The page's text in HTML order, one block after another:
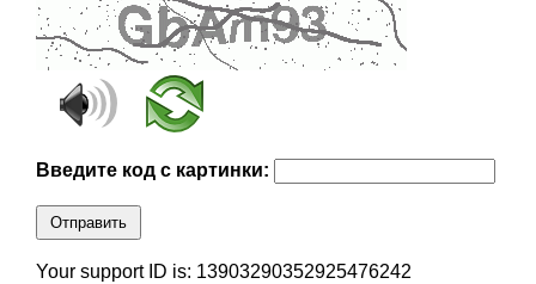
Введите код с картинки:
Отправить
Your support ID is: 13903290352925476242